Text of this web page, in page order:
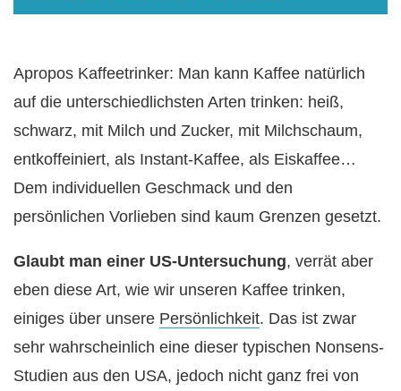
Apropos Kaffeetrinker: Man kann Kaffee natürlich
auf die unterschiedlichsten Arten trinken: heiß,
schwarz, mit Milch und Zucker, mit Milchschaum,
entkoffeiniert, als Instant-Kaffee, als Eiskaffee…
Dem individuellen Geschmack und den
persönlichen Vorlieben sind kaum Grenzen gesetzt.
Glaubt man einer US-Untersuchung, verrät aber
eben diese Art, wie wir unseren Kaffee trinken,
einiges über unsere Persönlichkeit. Das ist zwar
sehr wahrscheinlich eine dieser typischen Nonsens-
Studien aus den USA, jedoch nicht ganz frei von